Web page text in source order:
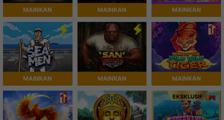
MAINKAN MAINKAN MAINKAN
MAINKAN MAINKAN MAINKAN
EKSKLUSIF